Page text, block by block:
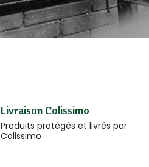
Livraison Colissimo
Produits protégés et livrés par
Colissimo